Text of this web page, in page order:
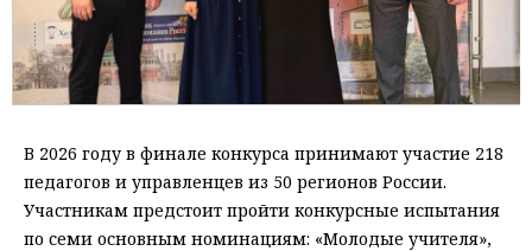
В 2026 году в финале конкурса принимают участие 218
педагогов и управленцев из 50 регионов России.
Участникам предстоит пройти конкурсные испытания
по семи основным номинациям: «Молодые учителя»,